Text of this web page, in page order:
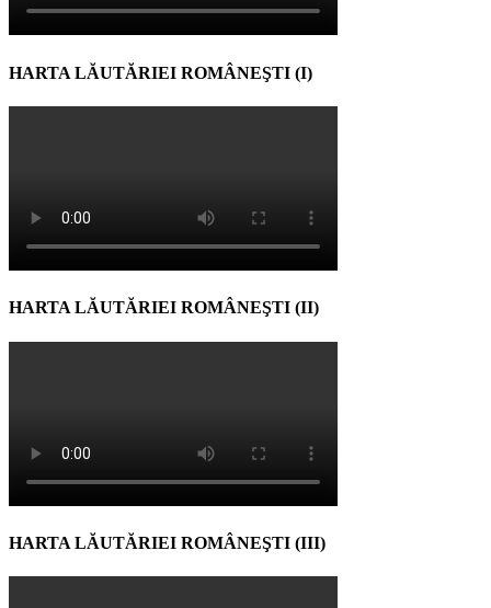
HARTA LĂUTĂRIEI ROMÂNEŞTI (I)
HARTA LĂUTĂRIEI ROMÂNEŞTI (II)
HARTA LĂUTĂRIEI ROMÂNEŞTI (III)